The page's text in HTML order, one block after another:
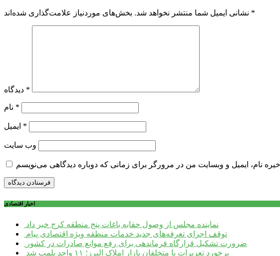
نشانی ایمیل شما منتشر نخواهد شد. *
*
*
*
وب‌ سایت
اخبار اقتصادی
نماینده مجلس از وصول حقابه باغات پنج منطقه کرج خبر داد
توقف اجرای تعرفه‌های جدید خدمات منطقه ویژه اقتصادی پیام
ضرورت تشکیل قرارگاه فرماندهی برای رفع موانع صادرات در کشور
برخورد تعزیرات با متخلفان بازار املاک البرز؛ ۱۱ واحد پلمب شد